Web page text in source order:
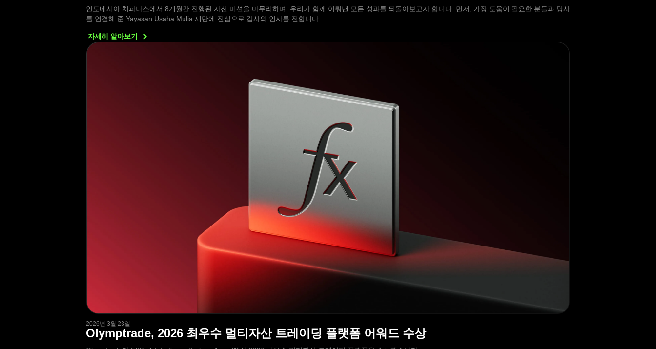
인도네시아 치파나스에서 8개월간 진행된 자선 미션을 마무리하며, 우리가 함께 이뤄낸 모든 성과를 되돌아보고자 합니다. 먼저, 가장 도움이 필요한 분들과 당사
를 연결해 준 Yayasan Usaha Mulia 재단에 진심으로 감사의 인사를 전합니다.
자세히 알아보기
2026년 3월 23일
Olymptrade, 2026 최우수 멀티자산 트레이딩 플랫폼 어워드 수상